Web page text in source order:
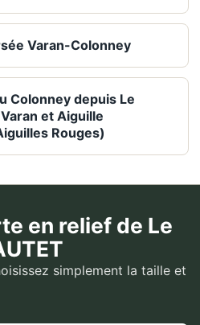
Varan-Colonney
Colonney depuis Le
et Aiguille
Rouges)
en relief de Le
simplement la taille et